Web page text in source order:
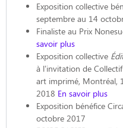
Exposition collective
septembre au 14
Finaliste au Prix
savoir plus
Exposition collective
à l’invitation de
art imprimé, Montréal,
2018 En savoir plus
Exposition bénéfice
octobre 2017